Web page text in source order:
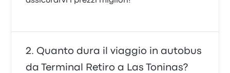
Quanto dura il viaggio in autobus
da Terminal Retiro a Las Toninas?